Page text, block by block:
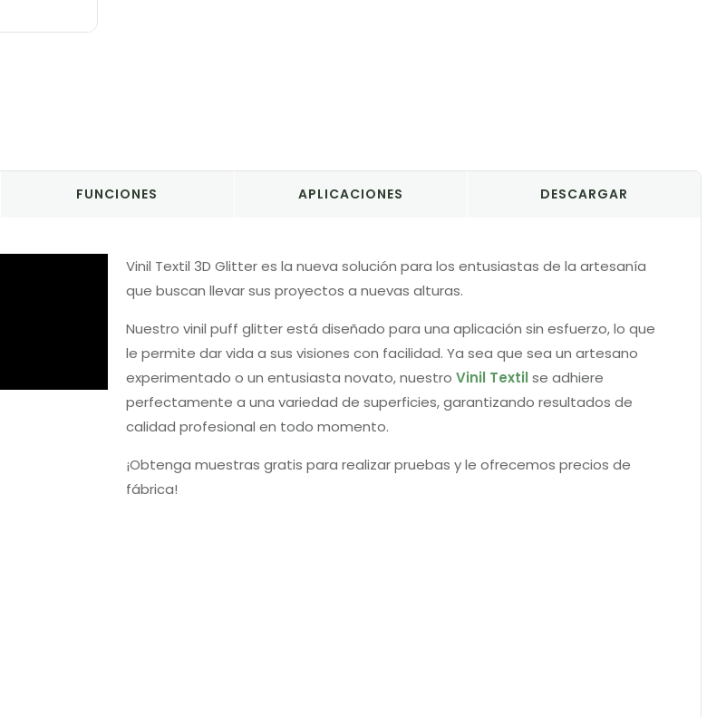
FUNCIONES APLICACIONES DESCARGAR
Vinil Textil 3D Glitter es la nueva solución para los entusiastas de la artesanía
que buscan llevar sus proyectos a nuevas alturas.
Nuestro vinil puff glitter está diseñado para una aplicación sin esfuerzo, lo que
le permite dar vida a sus visiones con facilidad. Ya sea que sea un artesano
experimentado o un entusiasta novato, nuestro Vinil Textil se adhiere
perfectamente a una variedad de superficies, garantizando resultados de
calidad profesional en todo momento.
¡Obtenga muestras gratis para realizar pruebas y le ofrecemos precios de
fábrica!